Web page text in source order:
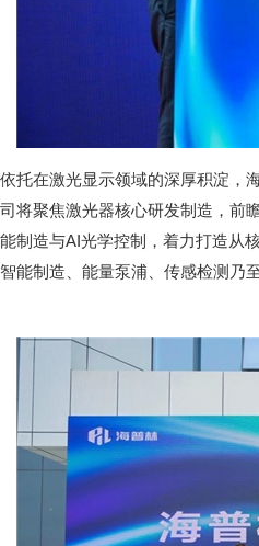
依托在激光显示领域的深厚积淀，
司将聚焦激光器核心研发制造，前
能制造与AI光学控制，着力打造从
智能制造、能量泵浦、传感检测乃